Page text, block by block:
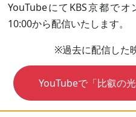
YouTubeにてKBS京都で
10:00から配信いたします。
※過去に配信した
YouTubeで「比叡の